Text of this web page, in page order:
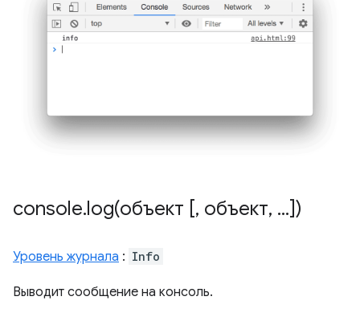
console.log(объект [, объект, ...])
Уровень журнала : Info
Выводит сообщение на консоль.